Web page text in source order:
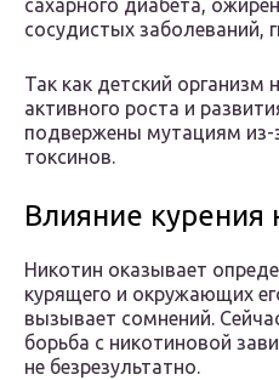
сахарного диабета,
сосудистых заболеваний,
Так как детский организм
активного роста и
подвержены мутациям из-
токсинов.
Влияние курения
Никотин оказывает
курящего и окружающих
вызывает сомнений.
борьба с никотиновой
не безрезультатно.